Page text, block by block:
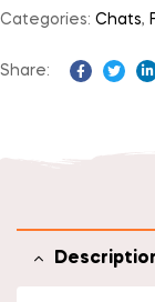
Categories: Chats,
Share: